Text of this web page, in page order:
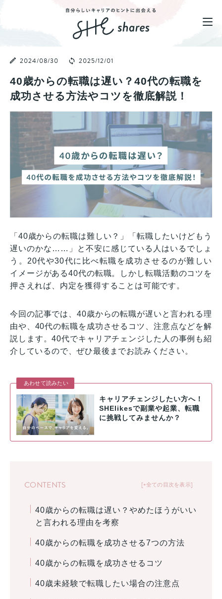
2024/08/30 2025/12/01
40歳からの転職は遅い？40代の転職を
成功させる方法やコツを徹底解説！
「40歳からの転職は難しい？」「転職したいけどもう
遅いのかな……」と不安に感じている人はいるでしょ
う。20代や30代に比べ転職を成功させるのが難しい
イメージがある40代の転職。しかし転職活動のコツを
押さえれば、内定を獲得することは可能です。
今回の記事では、40歳からの転職が遅いと言われる理
由や、40代の転職を成功させるコツ、注意点などを解
説します。40代でキャリアチェンジした人の事例も紹
介しているので、ぜひ最後までお読みください。
あわせて読みたい
キャリアチェンジしたい方へ！
SHElikesで副業や起業、転職
に挑戦してみませんか？
+全ての目次を表示
CONTENTS
40歳からの転職は遅い？やめたほうがいい
と言われる理由を考察
40歳からの転職を成功させる7つの方法
40歳からの転職を成功させるコツ
40歳未経験で転職したい場合の注意点